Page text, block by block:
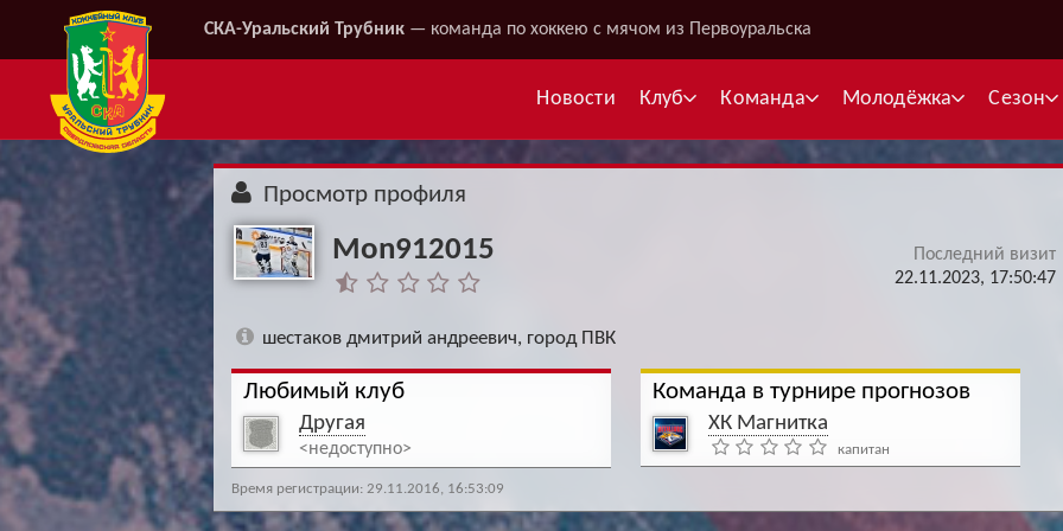
СКА-Уральский Трубник — команда по хоккею с мячом из Первоуральска
Новости Клуб Команда
Межсезонье
Суперлига
Telegram
Молодёжка
Межсезонье
Сезон
Просмотр профиля
Mon912015
Последний визит
22.11.2023, 17:50:47
шестаков дмитрий андреевич, город ПВК
Любимый клуб
Другая
<недоступно>
Команда в турнире прогнозов
ХК Магнитка
капитан
Время регистрации: 29.11.2016, 16:53:09